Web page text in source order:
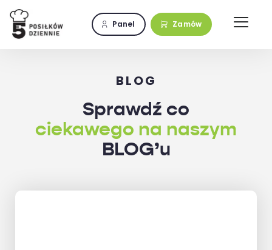
Przejdź
zawartości
Panel Zamów
BLOG
Sprawdź co
ciekawego na naszym
BLOG’u